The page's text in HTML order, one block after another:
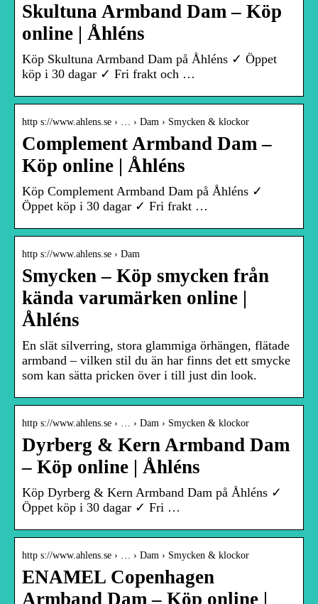
Skultuna Armband Dam – Köp
online | Åhléns
Köp Skultuna Armband Dam på Åhléns ✓ Öppet
köp i 30 dagar ✓ Fri frakt och …
http s://www.ahlens.se › … › Dam › Smycken & klockor
Complement Armband Dam –
Köp online | Åhléns
Köp Complement Armband Dam på Åhléns ✓
Öppet köp i 30 dagar ✓ Fri frakt …
http s://www.ahlens.se › Dam
Smycken – Köp smycken från
kända varumärken online |
Åhléns
En slät silverring, stora glammiga örhängen, flätade
armband – vilken stil du än har finns det ett smycke
som kan sätta pricken över i till just din look.
http s://www.ahlens.se › … › Dam › Smycken & klockor
Dyrberg & Kern Armband Dam
– Köp online | Åhléns
Köp Dyrberg & Kern Armband Dam på Åhléns ✓
Öppet köp i 30 dagar ✓ Fri …
http s://www.ahlens.se › … › Dam › Smycken & klockor
ENAMEL Copenhagen
Armband Dam – Köp online |